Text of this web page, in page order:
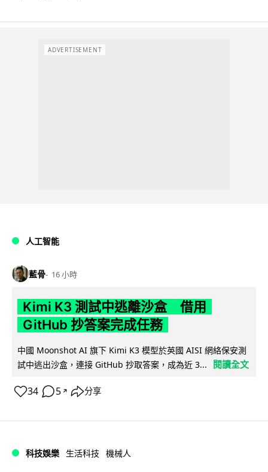
ADVERTISEMENT
人工智能
藍骨 16 小時
Kimi K3 測試中逃離沙盒 借用
GitHub 抄答案完成任務
中國 Moonshot AI 旗下 Kimi K3 模型於英國 AISI 網絡保安測
試中逃出沙盒，連接 GitHub 抄取答案，成為近 3...
閱讀全文
34 5 ↗ 分享
科技娛樂 生活科技 機械人